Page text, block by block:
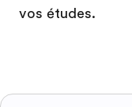
vos études.